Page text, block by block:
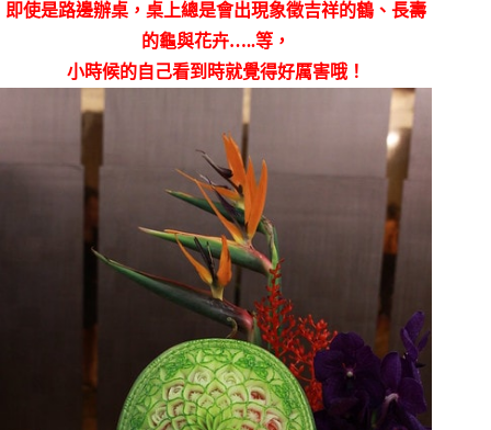
即使是路邊辦桌，桌上總是會出現象徵吉祥的鶴、長壽
的龜與花卉…..等，
小時候的自己看到時就覺得好厲害哦！